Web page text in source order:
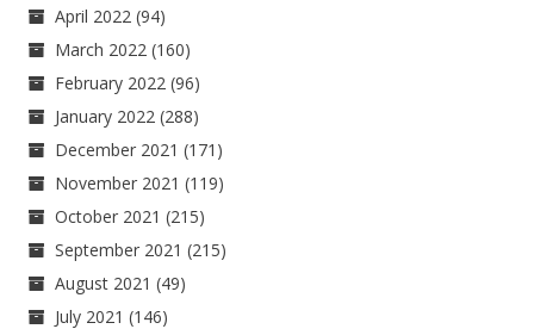
April 2022 (94)
March 2022 (160)
February 2022 (96)
January 2022 (288)
December 2021 (171)
November 2021 (119)
October 2021 (215)
September 2021 (215)
August 2021 (49)
July 2021 (146)